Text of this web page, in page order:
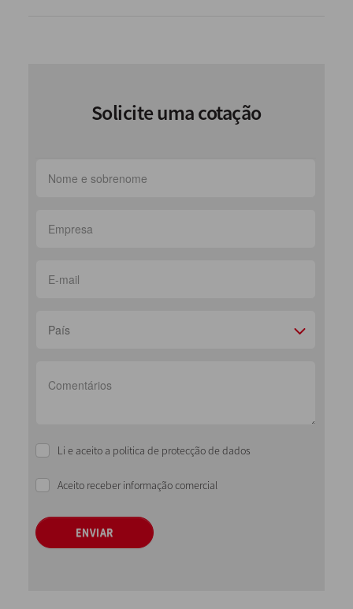
Solicite uma cotação
País
Li e aceito a politica de protecção de dados
Aceito receber informação comercial
ENVIAR